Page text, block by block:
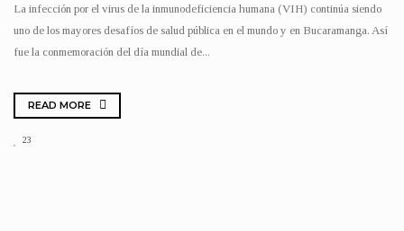
La infección por el virus de la inmunodeficiencia humana (VIH) continúa siendo
uno de los mayores desafíos de salud pública en el mundo y en Bucaramanga. Así
fue la conmemoración del día mundial de...
READ MORE
23